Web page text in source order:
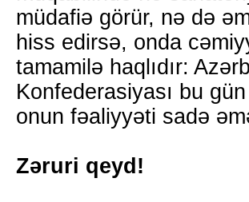
müdafiə görür, nə də
hiss edirsə, onda
tamamilə haqlıdır:
Konfederasiyası bu
onun fəaliyyəti sadə
Zəruri qeyd!